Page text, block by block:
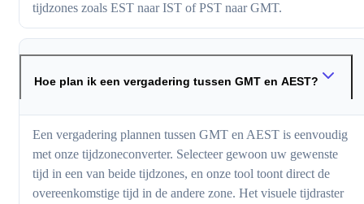
tijdzones zoals EST naar IST of PST naar GMT.
Hoe plan ik een vergadering tussen GMT en AEST?
Een vergadering plannen tussen GMT en AEST is eenvoudig
met onze tijdzoneconverter. Selecteer gewoon uw gewenste
tijd in een van beide tijdzones, en onze tool toont direct de
overeenkomstige tijd in de andere zone. Het visuele tijdraster